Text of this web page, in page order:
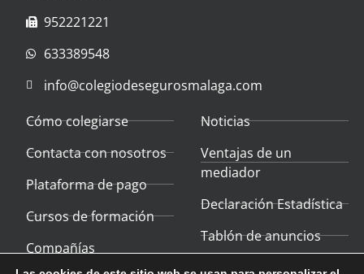
952221221
633389548
info@colegiodesegurosmalaga.com
Cómo colegiarse
Contacta con nosotros
Plataforma de pago
Cursos de formación
Compañías
colaboradoras
Noticias
Ventajas de un
mediador
Declaración Estadística
Tablón de anuncios
Donde estamos